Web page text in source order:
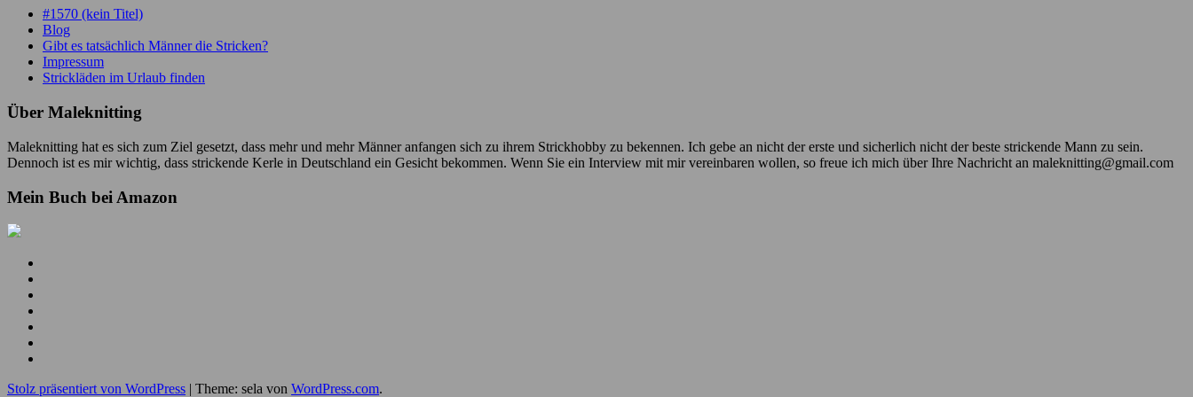
#1570 (kein Titel)
Blog
Gibt es tatsächlich Männer die Stricken?
Impressum
Strickläden im Urlaub finden
Über Maleknitting
Maleknitting hat es sich zum Ziel gesetzt, dass mehr und mehr Männer anfangen sich zu ihrem Strickhobby zu bekennen. Ich gebe an nicht der erste und sicherlich nicht der beste strickende Mann zu sein.
Dennoch ist es mir wichtig, dass strickende Kerle in Deutschland ein Gesicht bekommen. Wenn Sie ein Interview mit mir vereinbaren wollen, so freue ich mich über Ihre Nachricht an maleknitting@gmail.com
Mein Buch bei Amazon
Twitter
auch
Stolz präsentiert von WordPress | Theme: sela von WordPress.com.